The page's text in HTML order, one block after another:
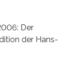
Der
der Hans-